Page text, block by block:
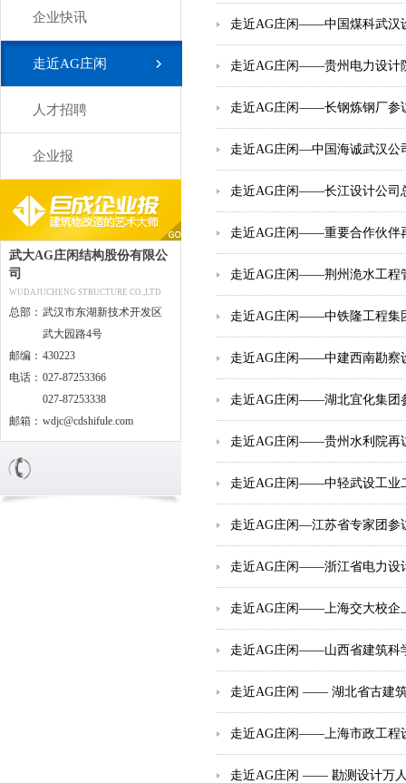
企业快讯
走近AG庄闲
人才招聘
企业报
武大AG庄闲结构股份有限公
司
WUDAJUCHENG STRUCTURE CO.,LTD
总部： 武汉市东湖新技术开发区
武大园路4号
邮编： 430223
电话： 027-87253366
027-87253338
邮箱： wdjc@cdshifule.com
走近AG庄闲——中国煤科武汉
走近AG庄闲——贵州电力设计
走近AG庄闲——长钢炼钢厂参
走近AG庄闲—中国海诚武汉公
走近AG庄闲——长江设计公司
走近AG庄闲——重要合作伙伴
走近AG庄闲——荆州洈水工程
走近AG庄闲——中铁隆工程集
走近AG庄闲——中建西南勘察
走近AG庄闲——湖北宜化集团
走近AG庄闲——贵州水利院再
走近AG庄闲——中轻武设工业
走近AG庄闲—江苏省专家团参
走近AG庄闲——浙江省电力设
走近AG庄闲——上海交大校企
走近AG庄闲——山西省建筑科
走近AG庄闲 —— 湖北省古建
走近AG庄闲——上海市政工程
走近AG庄闲 —— 勘测设计万